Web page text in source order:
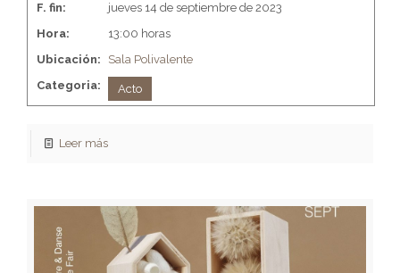
F. fin:
jueves 14 de septiembre de 2023
Hora:
13:00 horas
Ubicación:
Sala Polivalente
Categoria:
Acto
Leer más